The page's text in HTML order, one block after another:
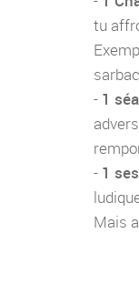
tu
- 1
- 1
Mais